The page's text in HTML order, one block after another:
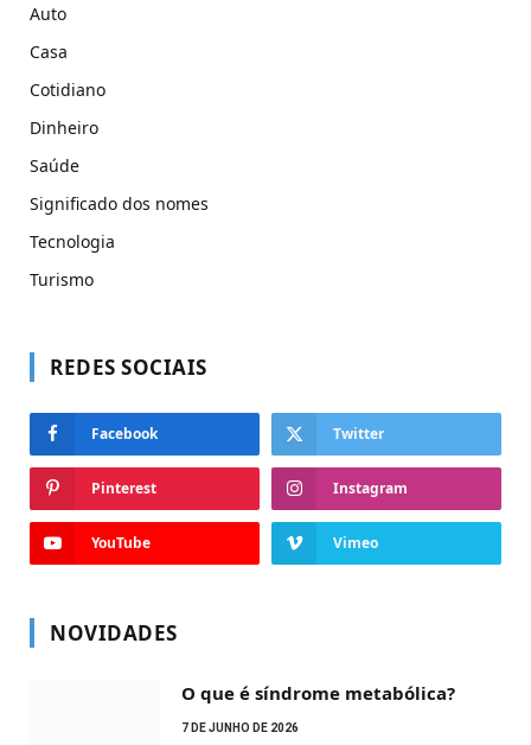
Auto
Casa
Cotidiano
Dinheiro
Saúde
Significado dos nomes
Tecnologia
Turismo
REDES SOCIAIS
Facebook Twitter
Pinterest Instagram
YouTube Vimeo
NOVIDADES
O que é síndrome metabólica?
7 DE JUNHO DE 2026